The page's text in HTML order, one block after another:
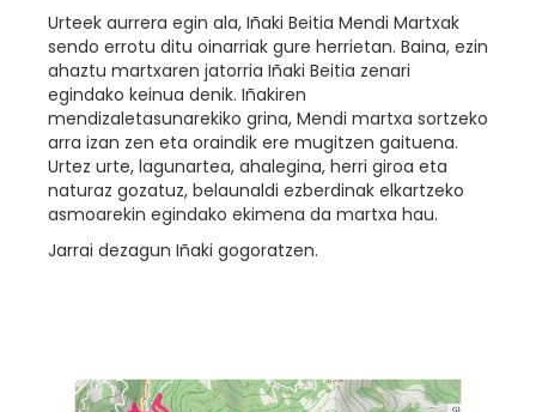
Urteek aurrera egin ala, Iñaki Beitia Mendi Martxak
sendo errotu ditu oinarriak gure herrietan. Baina, ezin
ahaztu martxaren jatorria Iñaki Beitia zenari
egindako keinua denik. Iñakiren
mendizaletasunarekiko grina, Mendi martxa sortzeko
arra izan zen eta oraindik ere mugitzen gaituena.
Urtez urte, lagunartea, ahalegina, herri giroa eta
naturaz gozatuz, belaunaldi ezberdinak elkartzeko
asmoarekin egindako ekimena da martxa hau.
Jarrai dezagun Iñaki gogoratzen.